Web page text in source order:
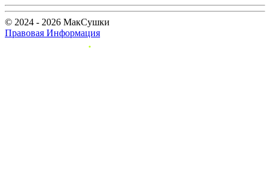
© 2024 - 2026 МакСушки
Правовая Информация